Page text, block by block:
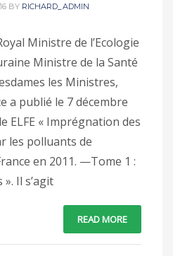
BY RICHARD_ADMIN
Ministre de l’Ecologie
Ministre de la Santé
les Ministres,
a publié le 7 décembre
ELFE « Imprégnation des
les polluants de
en 2011. —Tome 1 :
Il s’agit
READ MORE